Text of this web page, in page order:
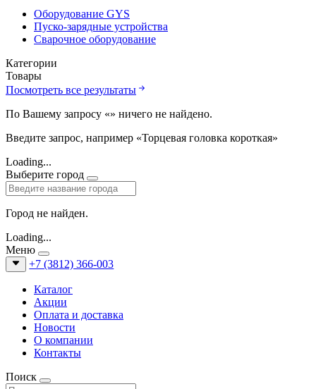
Оборудование GYS
Пуско-зарядные устройства
Сварочное оборудование
Категории
Товары
Посмотреть все результаты
По Вашему запросу «» ничего не найдено.
Введите запрос, например «Торцевая головка короткая»
Loading...
Выберите город
Город не найден.
Loading...
Меню
+7 (3812) 366-003
Каталог
Акции
Оплата и доставка
Новости
О компании
Контакты
Поиск